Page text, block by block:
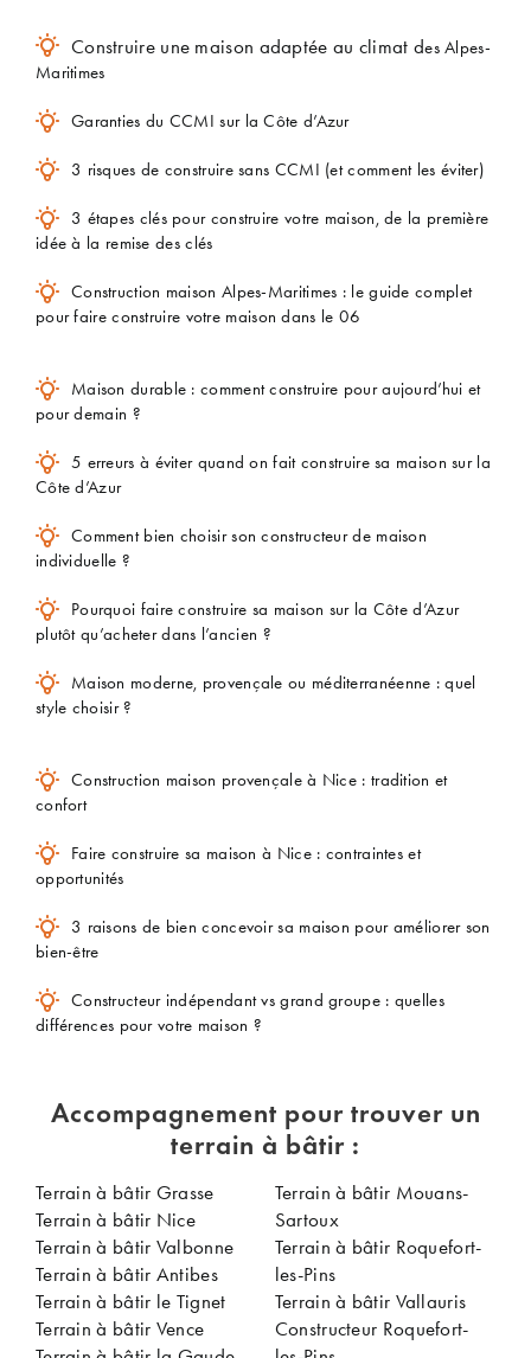
Accompagnement pour trouver un
terrain à bâtir :
Terrain à bâtir Grasse
Terrain à bâtir Nice
Terrain à bâtir Valbonne
Terrain à bâtir Antibes
Terrain à bâtir le Tignet
Terrain à bâtir Vence
Terrain à bâtir Mouans-
Sartoux
Terrain à bâtir Roquefort-
les-Pins
Terrain à bâtir Vallauris
Constructeur Roquefort-
Construire une maison adaptée au climat des Alpes-
Maritimes
Garanties du CCMI sur la Côte d’Azur
3 risques de construire sans CCMI (et comment les éviter)
3 étapes clés pour construire votre maison, de la première
idée à la remise des clés
Construction maison Alpes-Maritimes : le guide complet
pour faire construire votre maison dans le 06
Maison durable : comment construire pour aujourd’hui et
pour demain ?
5 erreurs à éviter quand on fait construire sa maison sur la
Côte d’Azur
Comment bien choisir son constructeur de maison
individuelle ?
Pourquoi faire construire sa maison sur la Côte d’Azur
plutôt qu’acheter dans l’ancien ?
Maison moderne, provençale ou méditerranéenne : quel
style choisir ?
Construction maison provençale à Nice : tradition et
confort
Faire construire sa maison à Nice : contraintes et
opportunités
3 raisons de bien concevoir sa maison pour améliorer son
bien-être
Constructeur indépendant vs grand groupe : quelles
différences pour votre maison ?